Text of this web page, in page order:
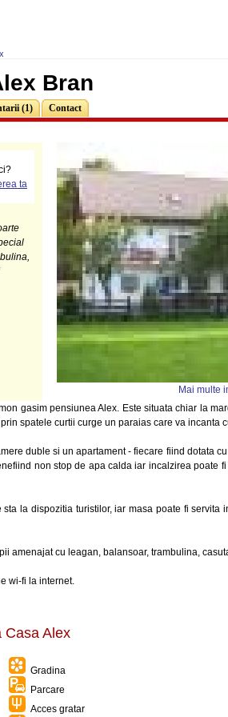
Bran
(1) Contact
Mai multe
ta
gasim pensiunea Alex. Este situata chiar la
spatele curtii curge un paraias care va incanta
duble si un apartament - fiecare fiind dotata
non stop de apa calda iar incalzirea poate
la dispozitia turistilor, iar masa poate fi servita
amenajat cu leagan, balansoar, trambulina,
wi-fi la internet.
Casa Alex
Gradina
Parcare
Acces gratar